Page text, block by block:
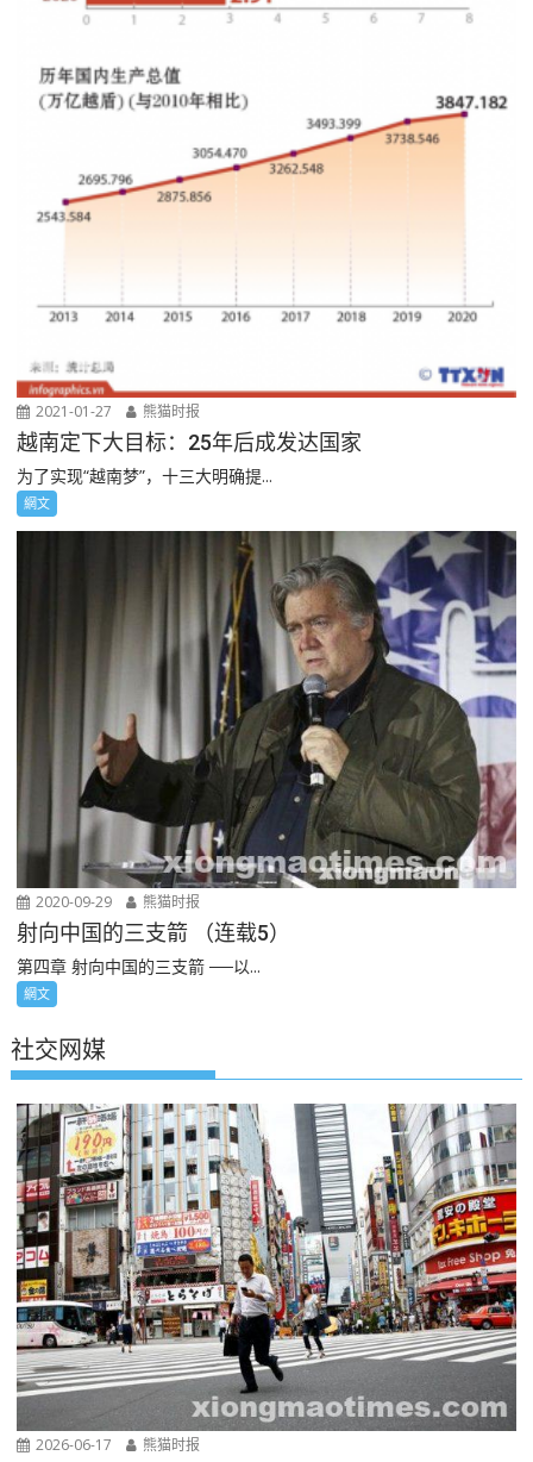
2021-01-27 熊猫时报
越南定下大目标：25年后成发达国家
为了实现“越南梦”，十三大明确提...
網文
2020-09-29 熊猫时报
射向中国的三支箭 （连载5）
第四章 射向中国的三支箭 ──以...
網文
社交网媒
2026-06-17 熊猫时报